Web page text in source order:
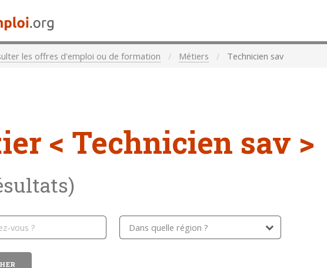
les offres d'emploi ou de formation Métiers Technicien sav
< Technicien sav >